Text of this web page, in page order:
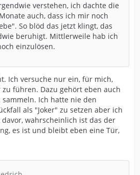
verstehen, ich dachte die
auch, dass ich mir noch
So blöd das jetzt klingt, das
beruhigt. Mittlerweile hab ich
einzulösen.
Ich versuche nur ein, für mich,
führen. Dazu gehört eben auch
Ich hatte nie den
als "Joker" zu setzen aber ich
wahrscheinlich ist das der
es ist und bleibt eben eine Tür,